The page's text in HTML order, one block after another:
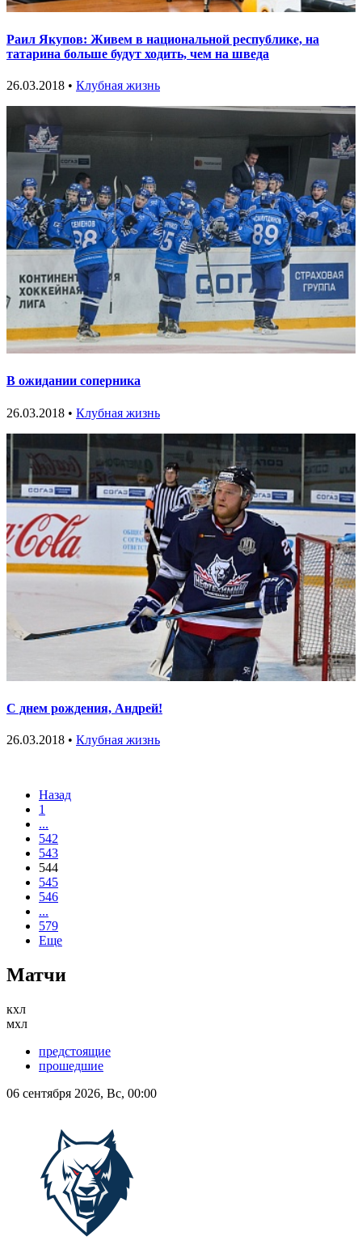
Раил Якупов: Живем в национальной республике, на
татарина больше будут ходить, чем на шведа
26.03.2018 • Клубная жизнь
В ожидании соперника
26.03.2018 • Клубная жизнь
С днем рождения, Андрей!
26.03.2018 • Клубная жизнь
Назад
1
...
542
543
544
545
546
...
579
Еще
Матчи
кхл
мхл
предстоящие
прошедшие
06 сентября 2026, Вс, 00:00